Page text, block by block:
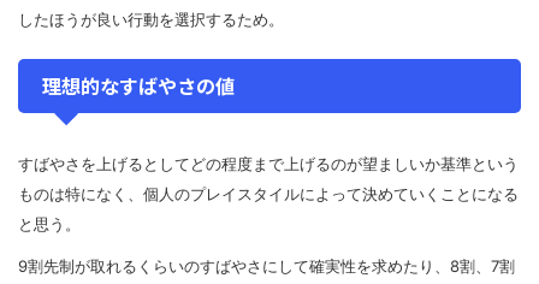
したほうが良い行動を選択するため。
理想的なすばやさの値
すばやさを上げるとしてどの程度まで上げるのが望ましいか基準という
ものは特になく、個人のプレイスタイルによって決めていくことになる
と思う。
9割先制が取れるくらいのすばやさにして確実性を求めたり、8割、7割